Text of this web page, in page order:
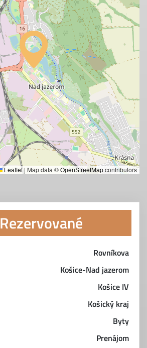
Leaflet | Map data ©OpenStreetMapcontributors
Rezervované
Rovníkova
Košice-Nad jazerom
Košice IV
Košický kraj
Byty
Prenájom